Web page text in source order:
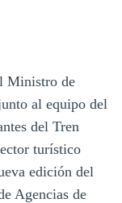
Ministro de
al equipo del
del Tren
turístico
edición del
Agencias de